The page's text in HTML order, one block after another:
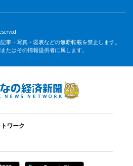
事・写真・図表などの無断転載を禁止します。
たはその情報提供者に属します。
ワーク